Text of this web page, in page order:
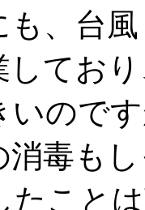
も、台
してお
いので
消毒も
たこと